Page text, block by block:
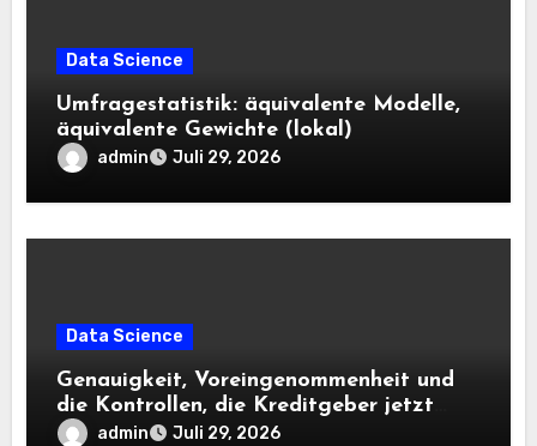
Data Science
Umfragestatistik: äquivalente Modelle,
äquivalente Gewichte (lokal)
admin Juli 29, 2026
Data Science
Genauigkeit, Voreingenommenheit und
die Kontrollen, die Kreditgeber jetzt
benötigen |
admin Juli 29, 2026